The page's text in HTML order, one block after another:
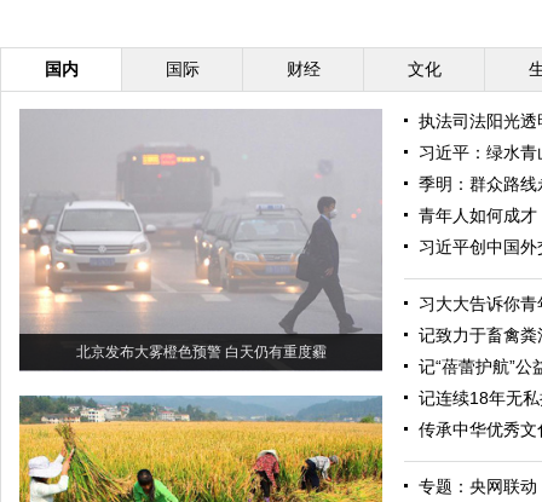
国内 国际 财经 文化
北京发布大雾橙色预警 白天仍有重度霾
执法司法阳光
习近平：绿水
季明：群众路线
青年人如何成
习近平创中国外
习大大告诉你
记致力于畜禽
记“蓓蕾护航”公
记连续18年无
传承中华优秀
专题：央网联动